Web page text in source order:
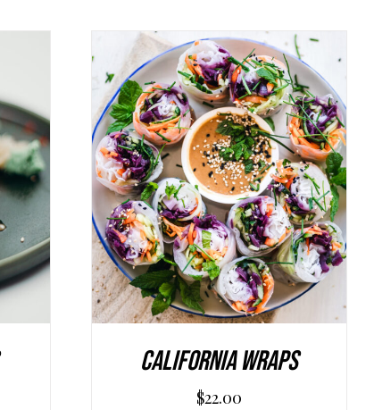
AGGIUNGI AL CARRELLO
/
DETAILS
California Wraps
$22.00